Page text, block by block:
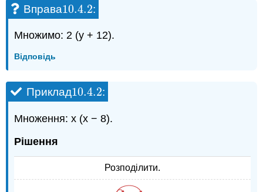
Вправа10.4.2
10.4.2:
Множимо: 2 (у + 12).
Відповідь
Приклад10.4.2
10.4.2:
Множення: x (x − 8).
Рішення
Розподілити.